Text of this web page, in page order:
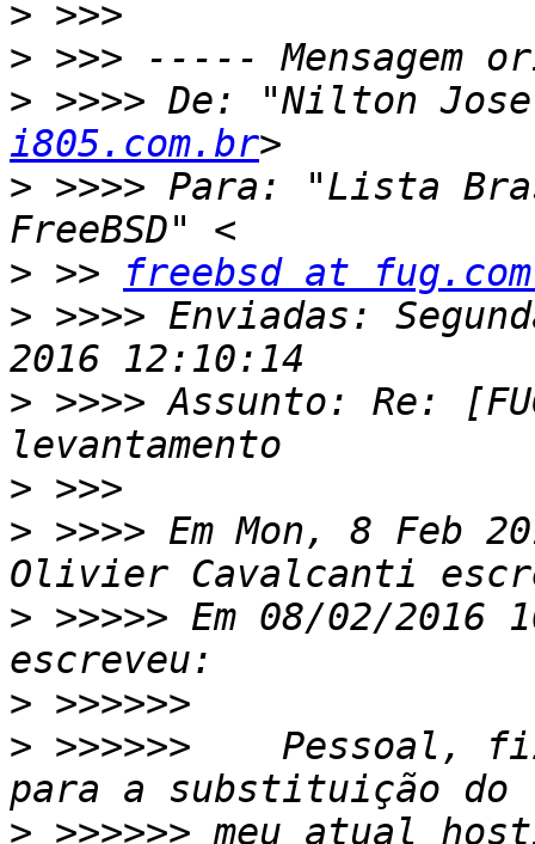
>
>
> >>>> De: "Nilton
i805.com.br
> >>>> Para: "Lista
> >>
freebsd at
> >>>> Enviadas:
> >>>> Assunto: Re:
>
> >>>> Em Mon, 8 Feb
> >>>>> Em 08/02/
>
> >>>>>>    Pessoal,
> >>>>>> meu atual